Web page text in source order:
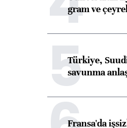
gram ve
5Türkiye,
savunma
Fransa'da